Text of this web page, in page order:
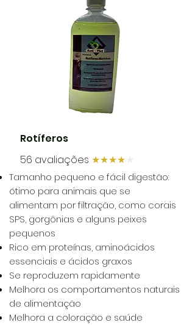
Rotíferos
56 avaliações ★★★★
Tamanho pequeno e fácil digestão:
ótimo para animais que se
alimentam por filtração, como corais
SPS, gorgônias e alguns peixes
pequenos
Rico em proteínas, aminoácidos
essenciais e ácidos graxos
Se reproduzem rapidamente
Melhora os comportamentos naturais
de alimentação
Melhora a coloração e saúde